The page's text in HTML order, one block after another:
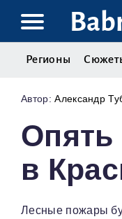
Регионы
Александр
в
Лесные пожары